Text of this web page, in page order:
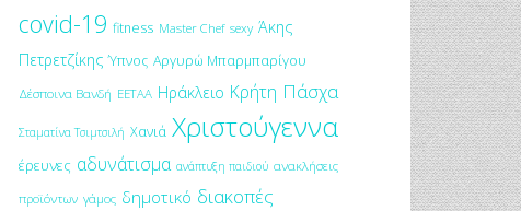
covid-19 fitness Master Chef sexy Άκης
Πετρετζίκης Ύπνος Αργυρώ Μπαρμπαρίγου
Δέσποινα Βανδή ΕΕΤΑΑ Ηράκλειο Κρήτη Πάσχα
Σταματίνα Τσιμτσιλή Χανιά Χριστούγεννα
έρευνες αδυνάτισμα ανάπτυξη παιδιού ανακλήσεις
προϊόντων γάμος δημοτικό διακοπές